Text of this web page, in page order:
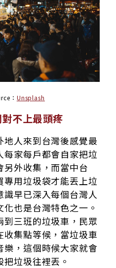
： Unsplash
不上最頭疼
人來到台灣後感覺最
家每戶都會自家把垃
外收集，而當中台
用垃圾袋才能丟上垃
早已深入每個台灣人
也是台灣特色之一。
三班的垃圾車，民眾
集點等候，當垃圾車
，這個時候大家就會
垃圾往裡丟。